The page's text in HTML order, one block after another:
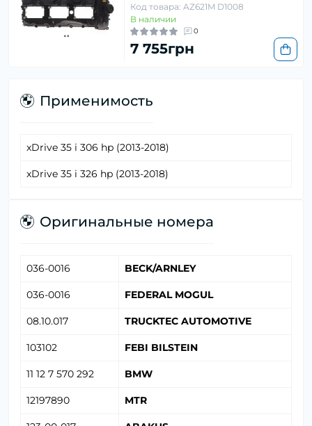
Код товара: AZ621M D1008
В наличии
0
7 755грн
Применимость
xDrive 35 i 306 hp (2013-2018)
xDrive 35 i 326 hp (2013-2018)
Оригинальные номера
036-0016 BECK/ARNLEY
036-0016 FEDERAL MOGUL
08.10.017 TRUCKTEC AUTOMOTIVE
103102 FEBI BILSTEIN
11 12 7 570 292 BMW
12197890 MTR